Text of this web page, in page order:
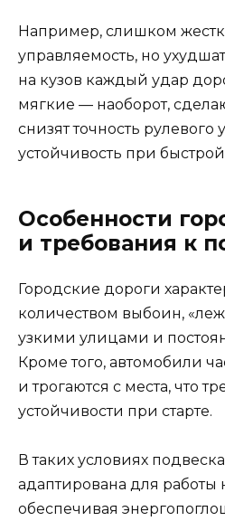
Например, слишком
управляемость, но
на кузов каждый удар
мягкие — наоборот,
снизят точность рулевого
устойчивость при
Особенности
и требования к
Городские дороги
количеством выбоин,
узкими улицами и
Кроме того, автомобили
и трогаются с места, что
устойчивости при старте.
В таких условиях
адаптирована для работы
обеспечивая